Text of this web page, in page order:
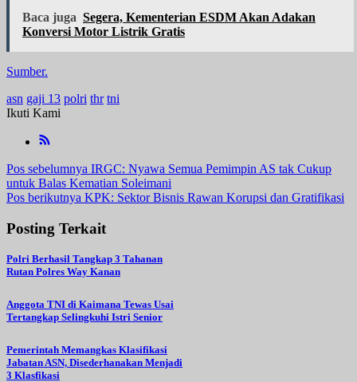
Baca juga Segera, Kementerian ESDM Akan Adakan
Konversi Motor Listrik Gratis
Sumber.
asn gaji 13 polri thr tni
Ikuti Kami
Navigasi
pos
Pos sebelumnya IRGC: Nyawa Semua Pemimpin AS tak Cukup
untuk Balas Kematian Soleimani
Pos berikutnya KPK: Sektor Bisnis Rawan Korupsi dan Gratifikasi
Posting Terkait
Polri Berhasil Tangkap 3 Tahanan
Rutan Polres Way Kanan
Anggota TNI di Kaimana Tewas Usai
Tertangkap Selingkuhi Istri Senior
Pemerintah Memangkas Klasifikasi
Jabatan ASN, Disederhanakan Menjadi
3 Klasfikasi